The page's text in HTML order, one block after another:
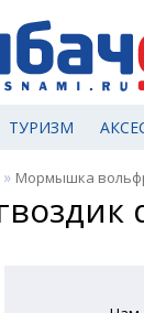
ТУРИЗМ
» Мормышка